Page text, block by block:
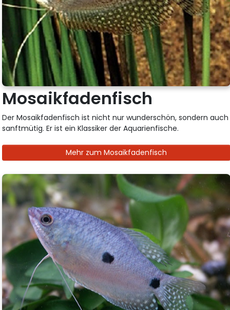
Mosaikfadenfisch
Der Mosaikfadenfisch ist nicht nur wunderschön, sondern auch
sanftmütig. Er ist ein Klassiker der Aquarienfische.
Mehr zum Mosaikfadenfisch